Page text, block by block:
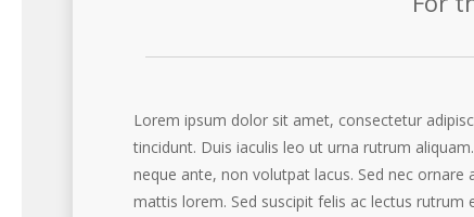
Lorem ipsum dolor sit amet, consectetur
tincidunt. Duis iaculis leo ut urna rutrum
neque ante, non volutpat lacus. Sed nec ornare
mattis lorem. Sed suscipit felis ac lectus